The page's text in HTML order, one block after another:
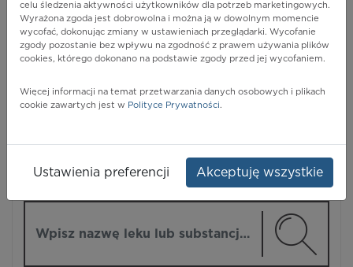
POKAŻ FILTRY
Pharmindex
celu śledzenia aktywności użytkowników dla potrzeb marketingowych.
Wyrażona zgoda jest dobrowolna i można ją w dowolnym momencie
wycofać, dokonując zmiany w ustawieniach przeglądarki. Wycofanie
zgody pozostanie bez wpływu na zgodność z prawem używania plików
cookies, którego dokonano na podstawie zgody przed jej wycofaniem.
Więcej informacji na temat przetwarzania danych osobowych i plikach
cookie zawartych jest w Polityce Prywatności.
Ustawienia preferencji Akceptuję wszystkie